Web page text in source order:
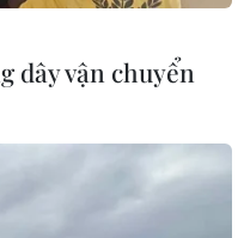
vừa
dây vận chuyển